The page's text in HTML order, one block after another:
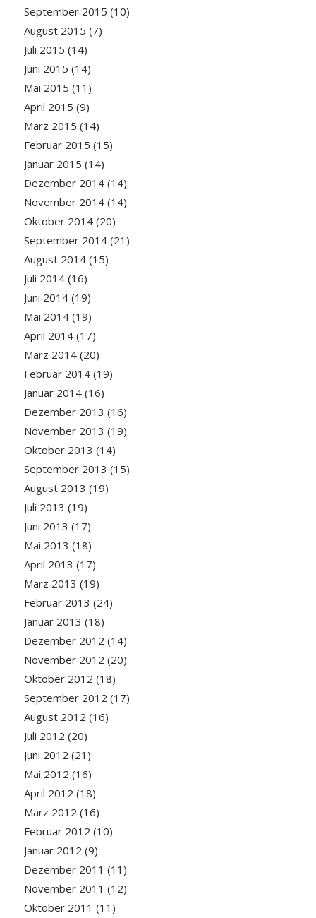
September 2015 (10)
August 2015 (7)
Juli 2015 (14)
Juni 2015 (14)
Mai 2015 (11)
April 2015 (9)
März 2015 (14)
Februar 2015 (15)
Januar 2015 (14)
Dezember 2014(14)
November 2014(14)
Oktober 2014(20)
September 2014(21)
August 2014(15)
Juli 2014(16)
Juni 2014(19)
Mai 2014(19)
April 2014(17)
März 2014(20)
Februar 2014(19)
Januar 2014(16)
Dezember 2013 (16)
November 2013 (19)
Oktober 2013 (14)
September 2013 (15)
August 2013 (19)
Juli 2013 (19)
Juni 2013 (17)
Mai 2013 (18)
April 2013 (17)
März 2013 (19)
Februar 2013 (24)
Januar 2013 (18)
Dezember 2012 (14)
November 2012 (20)
Oktober 2012 (18)
September 2012 (17)
August 2012 (16)
Juli 2012 (20)
Juni 2012 (21)
Mai 2012 (16)
April 2012 (18)
März 2012 (16)
Februar 2012 (10)
Januar 2012 (9)
Dezember 2011 (11)
November 2011 (12)
Oktober 2011 (11)